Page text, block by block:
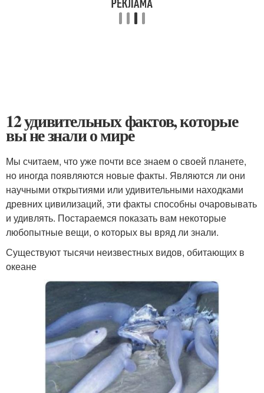
12 удивительных фактов, которые
вы не знали о мире
Мы считаем, что уже почти все знаем о своей планете,
но иногда появляются новые факты. Являются ли они
научными открытиями или удивительными находками
древних цивилизаций, эти факты способны очаровывать
и удивлять. Постараемся показать вам некоторые
любопытные вещи, о которых вы вряд ли знали.
Существуют тысячи неизвестных видов, обитающих в
океане